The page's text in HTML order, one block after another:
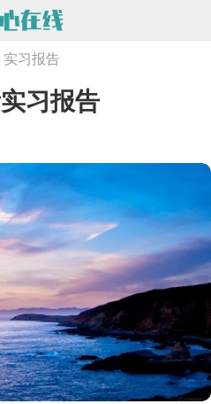
实习报告
习报告